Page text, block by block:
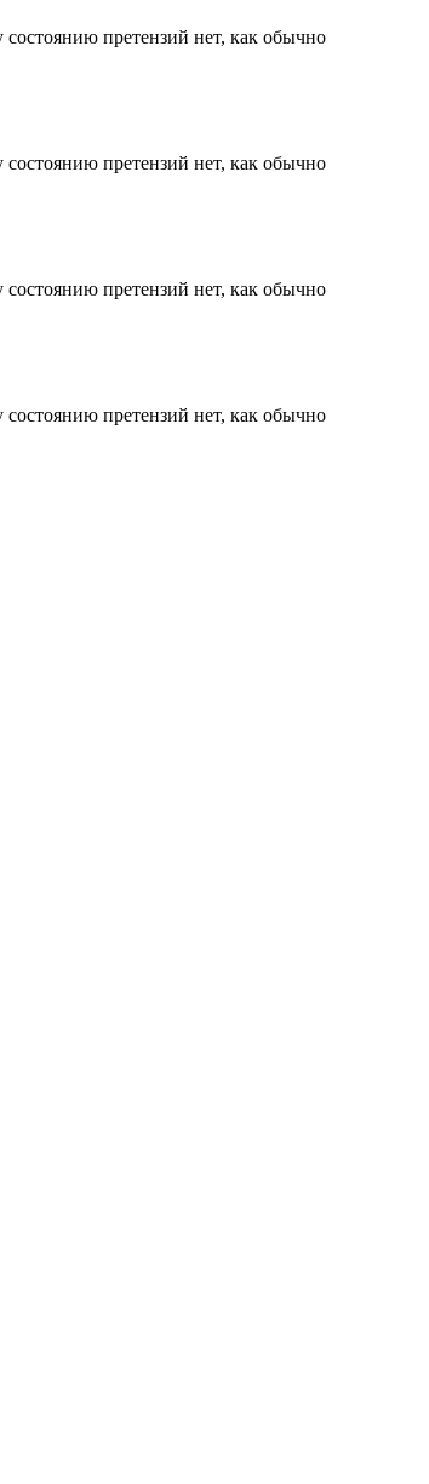
претензий нет, как обычно
претензий нет, как обычно
претензий нет, как обычно
претензий нет, как обычно